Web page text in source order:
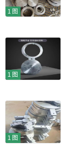
1图
1图
1图